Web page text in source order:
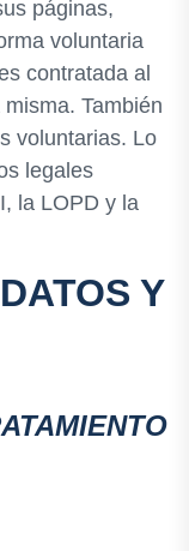
páginas,
voluntaria
contratada al
También
voluntarias. Lo
legales
la LOPD y la
Y